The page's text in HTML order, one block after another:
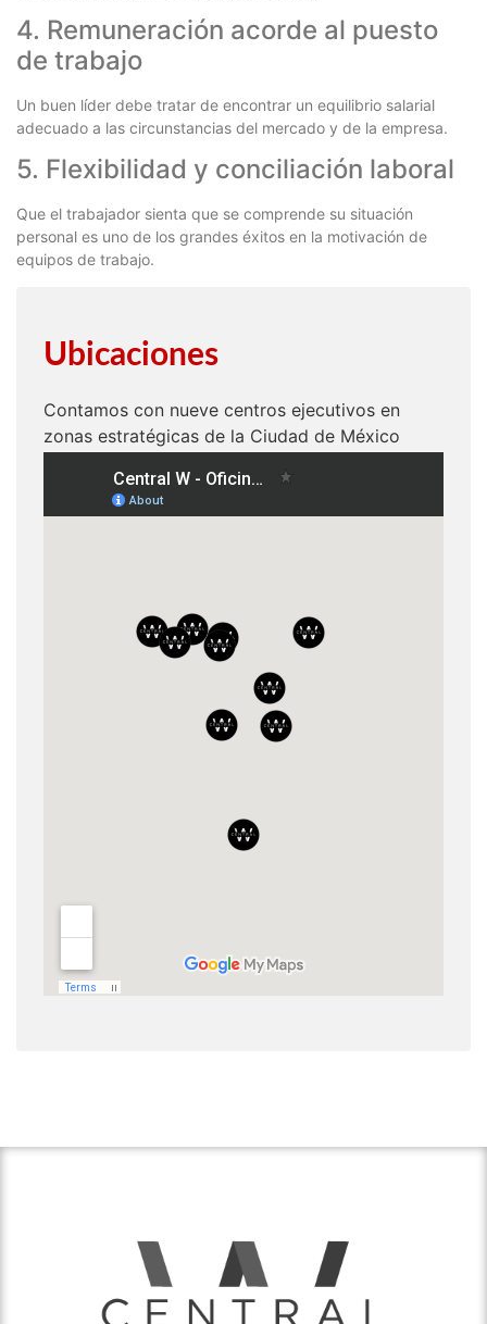
4. Remuneración acorde al puesto
de trabajo
Un buen líder debe tratar de encontrar un equilibrio salarial
adecuado a las circunstancias del mercado y de la empresa.
5. Flexibilidad y conciliación laboral
Que el trabajador sienta que se comprende su situación
personal es uno de los grandes éxitos en la motivación de
equipos de trabajo.
Ubicaciones
Contamos con nueve centros ejecutivos en
zonas estratégicas de la Ciudad de México